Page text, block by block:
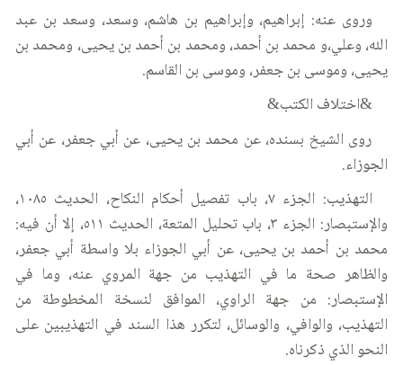
وروى عنه: إبراهيم، وإبراهيم بن هاشم، وسعد، وسعد بن عبد
الله، وعلي،و محمد بن أحمد، ومحمد بن أحمد بن يحيى، ومحمد بن
يحيى، وموسى بن جعفر، وموسى بن القاسم.
&اختلاف الكتب&
روى الشيخ بسنده، عن محمد بن يحيى، عن أبي جعفر، عن أبي
الجوزاء.
التهذيب: الجزء ٧، باب تفصيل أحكام النكاح، الحديث ١٠٨٥،
والإستبصار: الجزء ٣، باب تحليل المتعة، الحديث ٥١١، إلا أن فيه:
محمد بن أحمد بن يحيى، عن أبي الجوزاء بلا واسطة أبي جعفر،
والظاهر صحة ما في التهذيب من جهة المروي عنه، وما في
الإستبصار: من جهة الراوي، الموافق لنسخة المخطوطة من
التهذيب، والوافي، والوسائل، لتكرر هذا السند في التهذيبين على
النحو الذي ذكرناه.